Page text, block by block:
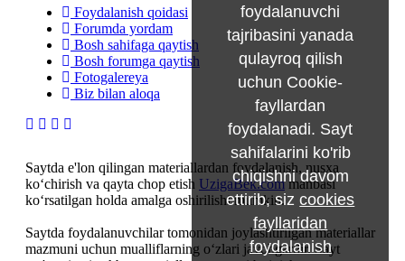
Foydalanish qoidasi
Forumda yordam
Bosh sahifaga qaytish
Bosh forumga qaytish
Fotogalereya
Biz bilan aloqa
Saytda e'lon qilingan materiallardan foydalanish, nusxa
ko‘chirish va qayta chop etish UzigaBek.commanbasi
ko‘rsatilgan holda amalga oshirilishi mumkin.
Saytda foydalanuvchilar tomonidan joylashtirilgan materiallar
mazmuni uchun mualliflarning o‘zlari javobgardir. Sayt
foydalanuvchi
tajribasini yanada
qulayroq qilish
uchun Cookie-
fayllardan
foydalanadi. Sayt
sahifalarini ko'rib
chiqishni davom
ettirib, sizcookies
fayllaridan
foydalanish